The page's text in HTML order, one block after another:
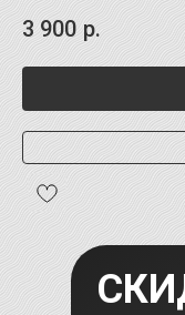
3 900 р.